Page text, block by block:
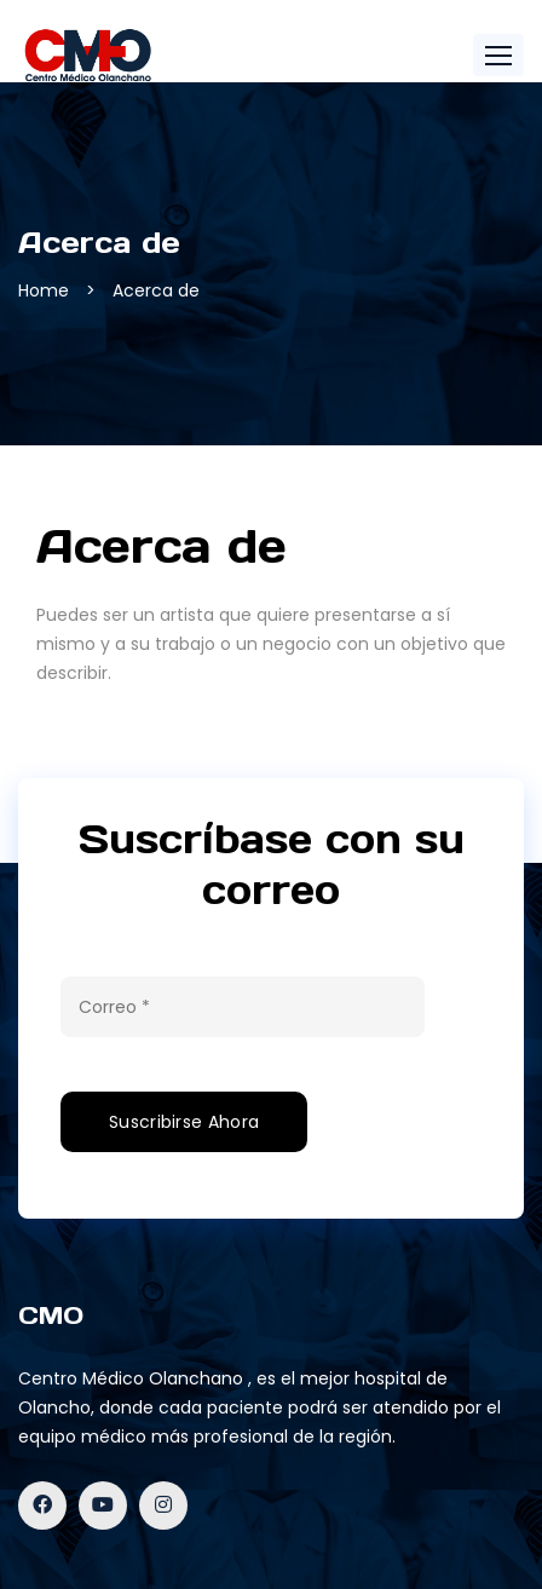
Acerca de
Home > Acerca de
Acerca de
Puedes ser un artista que quiere presentarse a sí
mismo y a su trabajo o un negocio con un objetivo que
describir.
Suscríbase con su
correo
CMO
Centro Médico Olanchano , es el mejor hospital de
Olancho, donde cada paciente podrá ser atendido por el
equipo médico más profesional de la región.